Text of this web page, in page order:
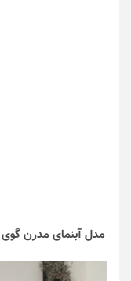
مدل آبنمای مدرن